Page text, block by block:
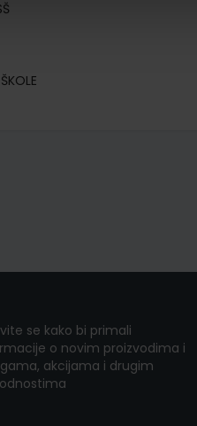
se kako bi primali
o novim proizvodima i
akcijama i drugim